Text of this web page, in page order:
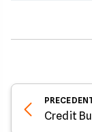
Credit